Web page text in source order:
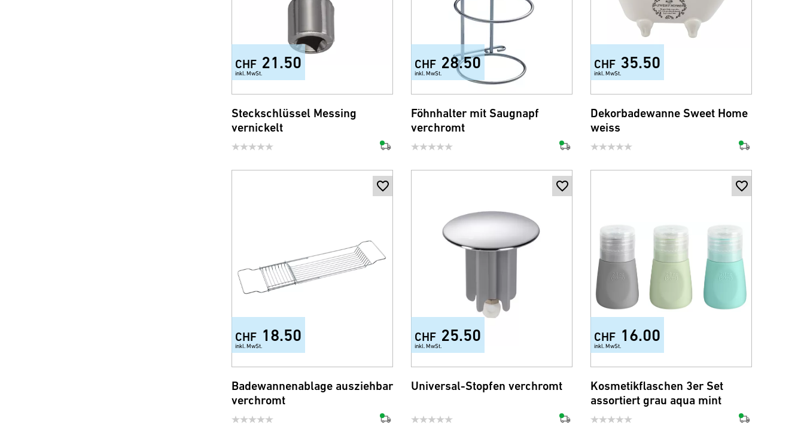
CHF 21.50
inkl. MwSt.
Steckschlüssel Messing
vernickelt
CHF 28.50
inkl. MwSt.
Föhnhalter mit Saugnapf
verchromt
CHF 35.50
inkl. MwSt.
Dekorbadewanne Sweet Home
weiss
CHF 18.50
inkl. MwSt.
Badewannenablage ausziehbar
verchromt
CHF 25.50
inkl. MwSt.
Universal-Stopfen verchromt
CHF 16.00
inkl. MwSt.
Kosmetikflaschen 3er Set
assortiert grau aqua mint